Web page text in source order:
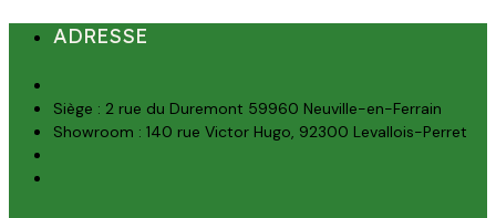
ADRESSE
Siège : 2 rue du Duremont 59960 Neuville-en-Ferrain
Showroom : 140 rue Victor Hugo, 92300 Levallois-Perret